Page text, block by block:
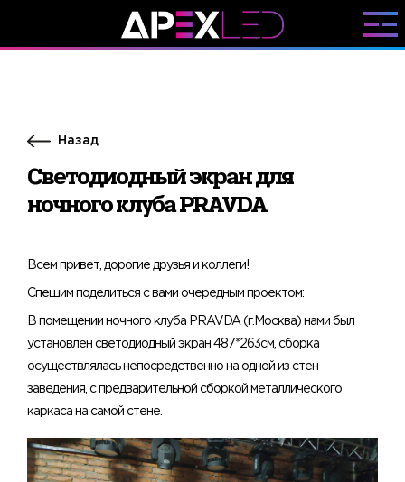
Назад
Светодиодный экран для
ночного клуба PRAVDA
​​Всем привет, дорогие друзья и коллеги!
Спешим поделиться с вами очередным проектом:
В помещении ночного клуба PRAVDA (г.Москва) нами был
установлен светодиодный экран 487*263см, сборка
осуществлялась непосредственно на одной из стен
заведения, с предварительной сборкой металлического
каркаса на самой стене.